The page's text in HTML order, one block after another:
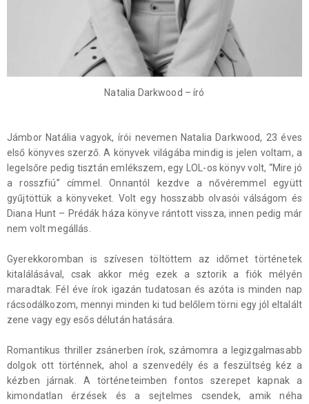
Natalia Darkwood – író
Jámbor Natália vagyok, írói nevemen Natalia Darkwood, 23 éves
első könyves szerző. A könyvek világába mindig is jelen voltam, a
legelsőre pedig tisztán emlékszem, egy LOL-os könyv volt, “Mire jó
a rosszfiú” címmel. Onnantól kezdve a nővéremmel együtt
gyűjtöttük a könyveket. Volt egy hosszabb olvasói válságom és
Diana Hunt – Prédák háza könyve rántott vissza, innen pedig már
nem volt megállás.
Gyerekkoromban is szívesen töltöttem az időmet történetek
kitalálásával, csak akkor még ezek a sztorik a fiók mélyén
maradtak. Fél éve írok igazán tudatosan és azóta is minden nap
rácsodálkozom, mennyi minden ki tud belőlem törni egy jól eltalált
zene vagy egy esős délután hatására.
Romantikus thriller zsánerben írok, számomra a legizgalmasabb
dolgok ott történnek, ahol a szenvedély és a feszültség kéz a
kézben járnak. A történeteimben fontos szerepet kapnak a
kimondatlan érzések és a sejtelmes csendek, amik néha